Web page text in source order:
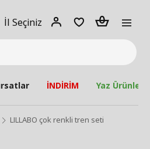
İl Seçiniz
Giriş
Adet
İNDİRİM Yaz Ürünleri
LILLABO çok renkli tren seti